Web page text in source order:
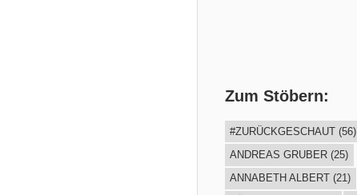
Zum Stöbern:
#ZURÜCKGESCHAUT (56)
ANDREAS GRUBER (25)
ANNABETH ALBERT (21)